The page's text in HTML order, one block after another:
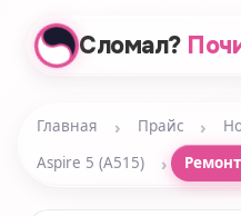
Сломал?
Главная › Прайс ›
Aspire 5 (A515) ›